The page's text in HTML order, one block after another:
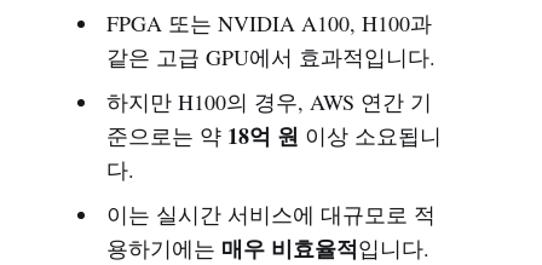
FPGA 또는 NVIDIA A100, H100과
같은 고급 GPU에서 효과적입니다.
하지만 H100의 경우, AWS 연간 기
준으로는 약 18억 원 이상 소요됩니
다.
이는 실시간 서비스에 대규모로 적
용하기에는 매우 비효율적입니다.